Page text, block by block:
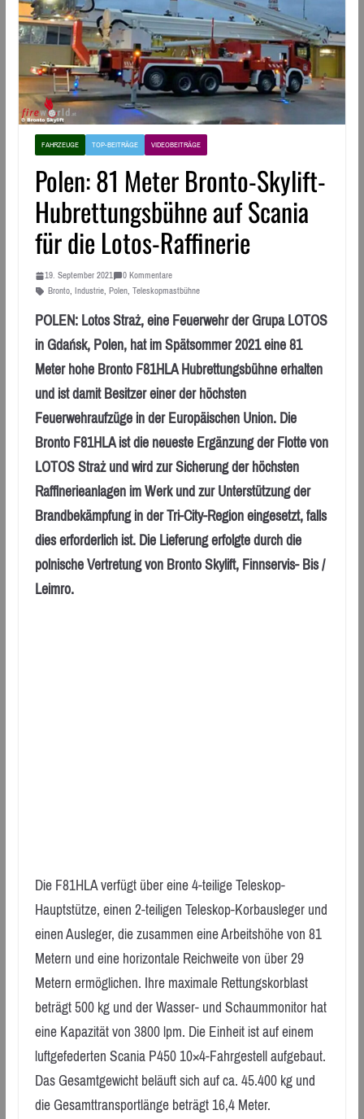
FAHRZEUGE TOP-BEITRÄGE VIDEOBEITRÄGE
Polen: 81 Meter Bronto-Skylift-
Hubrettungsbühne auf Scania
für die Lotos-Raffinerie
19. September 2021
0 Kommentare
Bronto, Industrie, Polen, Teleskopmastbühne
POLEN: Lotos Straż, eine Feuerwehr der Grupa LOTOS
in Gdańsk, Polen, hat im Spätsommer 2021 eine 81
Meter hohe Bronto F81HLA Hubrettungsbühne erhalten
und ist damit Besitzer einer der höchsten
Feuerwehraufzüge in der Europäischen Union. Die
Bronto F81HLA ist die neueste Ergänzung der Flotte von
LOTOS Straż und wird zur Sicherung der höchsten
Raffinerieanlagen im Werk und zur Unterstützung der
Brandbekämpfung in der Tri-City-Region eingesetzt, falls
dies erforderlich ist. Die Lieferung erfolgte durch die
polnische Vertretung von Bronto Skylift, Finnservis- Bis /
Leimro.
Die F81HLA verfügt über eine 4-teilige Teleskop-
Hauptstütze, einen 2-teiligen Teleskop-Korbausleger und
einen Ausleger, die zusammen eine Arbeitshöhe von 81
Metern und eine horizontale Reichweite von über 29
Metern ermöglichen. Ihre maximale Rettungskorblast
beträgt 500 kg und der Wasser- und Schaummonitor hat
eine Kapazität von 3800 lpm. Die Einheit ist auf einem
luftgefederten Scania P450 10×4-Fahrgestell aufgebaut.
Das Gesamtgewicht beläuft sich auf ca. 45.400 kg und
die Gesamttransportlänge beträgt 16,4 Meter.